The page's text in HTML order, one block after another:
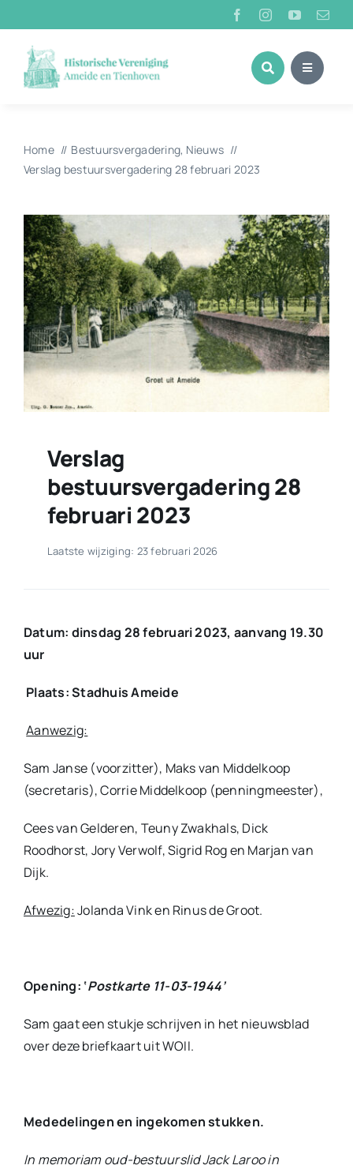
naar
inhoud
Home Bestuursvergadering Nieuws
Verslag bestuursvergadering 28 februari 2023
Verslag
bestuursvergadering 28
februari 2023
Laatste wijziging: 23 februari 2026
Datum: dinsdag 28 februari 2023, aanvang 19.30
uur
Plaats: Stadhuis Ameide
Aanwezig:
Sam Janse (voorzitter), Maks van Middelkoop
(secretaris), Corrie Middelkoop (penningmeester),
Cees van Gelderen, Teuny Zwakhals, Dick
Roodhorst, Jory Verwolf, Sigrid Rog en Marjan van
Dijk.
Afwezig:Jolanda Vink en Rinus de Groot.
Opening: ‘Postkarte 11-03-1944’
Sam gaat een stukje schrijven in het nieuwsblad
over deze briefkaart uit WOII.
Mededelingen en ingekomen stukken.
In memoriam oud-bestuurslid Jack Laroo in